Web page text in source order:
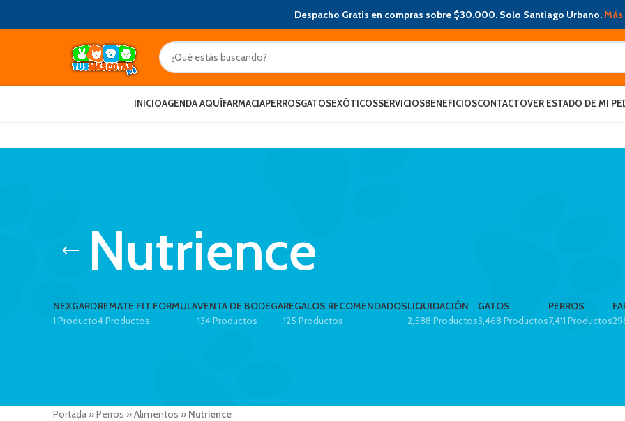
Despacho Gratis en compras sobre $30.000. Solo Santiago Urbano.
INICIOAGENDA AQUÍFARMACIAPERROSGATOSEXÓTICOSSERVICIOSBENEFICIOSCONTACTOVER ESTADO DE MI
Nutrience
NEXGARD
1 Producto
REMATE FIT FORMULA
4 Productos
VENTA DE BODEGA
134 Productos
REGALOS RECOMENDADOS
125 Productos
LIQUIDACIÓN
2,588 Productos
GATOS
3,468 Productos
PERROS
7,411 Productos
Portada »Perros »Alimentos » Nutrience